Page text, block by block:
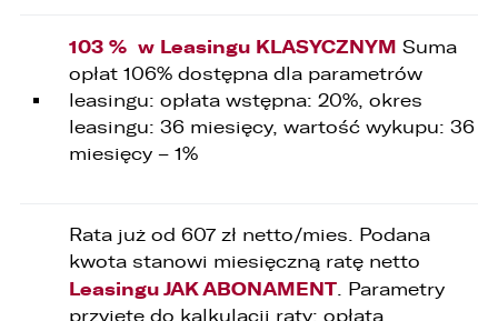
103 % w Leasingu KLASYCZNYM Suma
opłat 106% dostępna dla parametrów
leasingu: opłata wstępna: 20%, okres
leasingu: 36 miesięcy, wartość wykupu: 36
miesięcy – 1%
Rata już od 607 zł netto/mies. Podana
kwota stanowi miesięczną ratę netto
Leasingu JAK ABONAMENT. Parametry
przyjęte do kalkulacji raty: opłata
2. Numer telefonu – Biuro Obsługi Klienta: 801
535 535.
3. Państwa dane osobowe przetwarzane będą
w celu:
2. przygotowania oferty;
3. weryfikacji możliwości zawarcia umowy,